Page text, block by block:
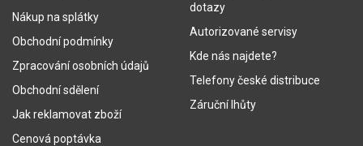
Nákup na splátky
Obchodní podmínky
Zpracování osobních údajů
Obchodní sdělení
Jak reklamovat zboží
Cenová poptávka
dotazy
Autorizované servisy
Kde nás najdete?
Telefony české distribuce
Záruční lhůty